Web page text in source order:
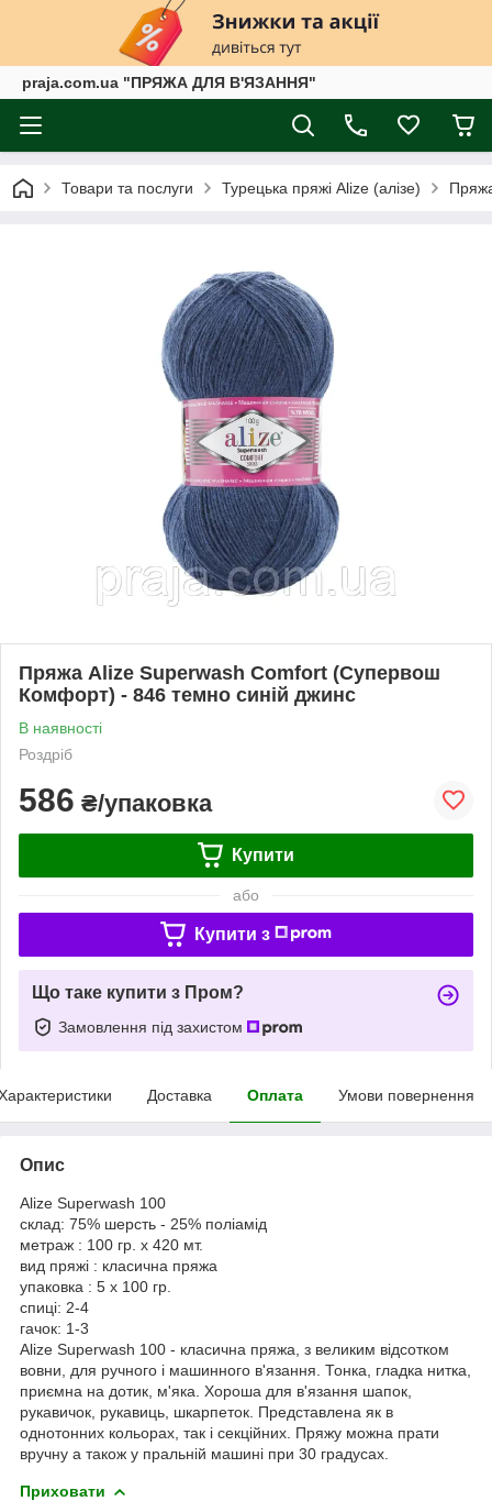
praja.com.ua "ПРЯЖА ДЛЯ В'ЯЗАННЯ"
Товари та послуги Турецька пряжі Alize (алізе)
Пряжа Alize Superwash Comfort (Супервош
Комфорт) - 846 темно синій джинс
В наявності
Роздріб
586 ₴/упаковка
Купити
або
Купити з
Що таке купити з Пром?
Замовлення під захистом
Доставка Оплата Умови повернення
Опис
Alize Superwash 100
склад: 75% шерсть - 25% поліамід
метраж : 100 гр. x 420 мт.
вид пряжі : класична пряжа
упаковка : 5 x 100 гр.
спиці: 2-4
гачок: 1-3
Alize Superwash 100 - класична пряжа, з великим відсотком
вовни, для ручного і машинного в'язання. Тонка, гладка нитка,
приємна на дотик, м'яка. Хороша для в'язання шапок,
рукавичок, рукавиць, шкарпеток. Представлена як в
однотонних кольорах, так і секційних. Пряжу можна прати
вручну а також у пральній машині при 30 градусах.
Приховати